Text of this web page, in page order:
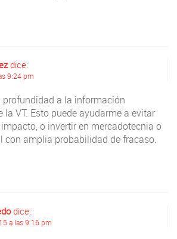
dice:
9:24 pm
profundidad a la información
VT. Esto puede ayudarme a evitar
o invertir en mercadotecnia o
con amplia probabilidad de fracaso.
dice:
a las 9:16 pm